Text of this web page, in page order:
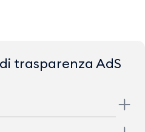
trasparenza AdS